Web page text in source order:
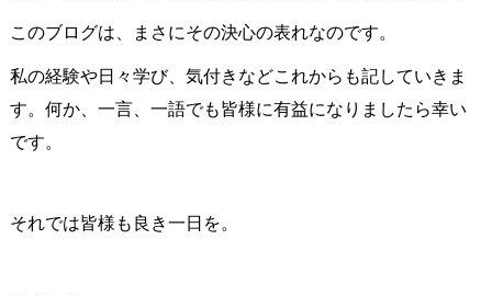
このブログは、まさにその決心の表れなのです。
私の経験や日々学び、気付きなどこれからも記していきま
す。何か、一言、一語でも皆様に有益になりましたら幸い
です。
それでは皆様も良き一日を。